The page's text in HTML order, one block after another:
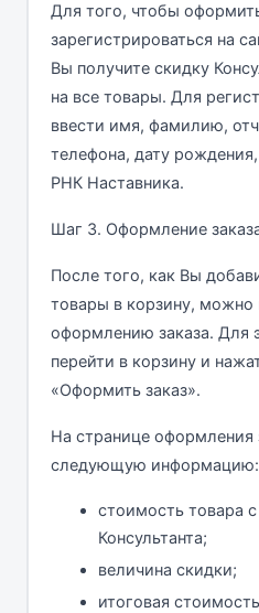
Для того, чтобы
зарегистрироваться на
Вы получите скидку
на все товары. Для
ввести имя, фамилию,
телефона, дату
РНК Наставника.
Шаг 3. Оформление
После того, как Вы
товары в корзину, можно
оформлению заказа. Для
перейти в корзину и
«Оформить заказ».
На странице оформления
следующую информацию:
стоимость товара
Консультанта;
величина скидки;
итоговая